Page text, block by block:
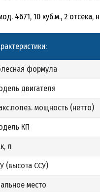
4671, 10 куб.м., 2
формула
двигателя
мощность (нетто)
КП
л
(высота ССУ)
место